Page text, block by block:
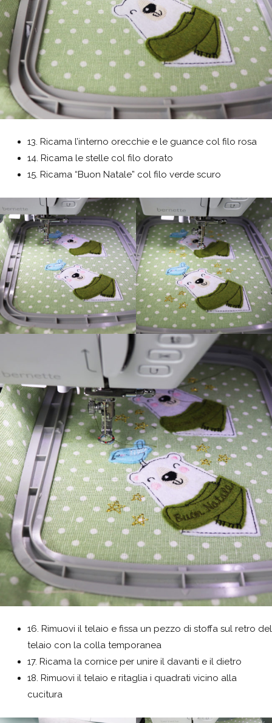
13. Ricama l’interno orecchie e le guance col filo rosa
14. Ricama le stelle col filo dorato
15. Ricama “Buon Natale” col filo verde scuro
16. Rimuovi il telaio e fissa un pezzo di stoffa sul retro del
telaio con la colla temporanea
17. Ricama la cornice per unire il davanti e il dietro
18. Rimuovi il telaio e ritaglia i quadrati vicino alla
cucitura